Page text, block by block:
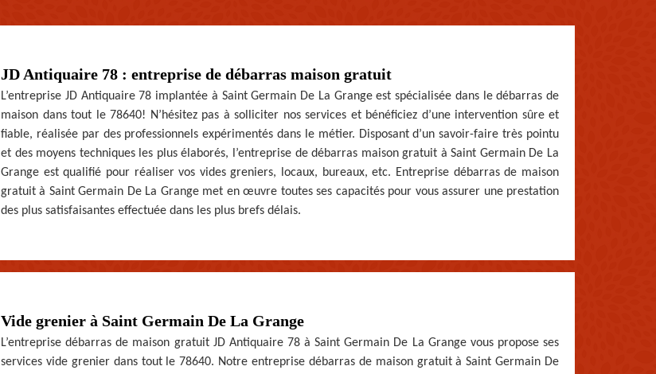
JD Antiquaire 78 : entreprise de débarras maison gratuit
L’entreprise JD Antiquaire 78 implantée à Saint Germain De La Grange est spécialisée dans le débarras de
maison dans tout le 78640! N’hésitez pas à solliciter nos services et bénéficiez d’une intervention sûre et
fiable, réalisée par des professionnels expérimentés dans le métier. Disposant d’un savoir-faire très pointu
et des moyens techniques les plus élaborés, l’entreprise de débarras maison gratuit à Saint Germain De La
Grange est qualifié pour réaliser vos vides greniers, locaux, bureaux, etc. Entreprise débarras de maison
gratuit à Saint Germain De La Grange met en œuvre toutes ses capacités pour vous assurer une prestation
des plus satisfaisantes effectuée dans les plus brefs délais.
Vide grenier à Saint Germain De La Grange
L’entreprise débarras de maison gratuit JD Antiquaire 78 à Saint Germain De La Grange vous propose ses
services vide grenier dans tout le 78640. Notre entreprise débarras de maison gratuit à Saint Germain De